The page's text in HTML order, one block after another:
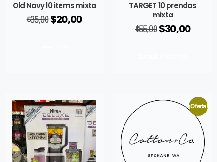
Old Navy 10 items mixta
$35,00$20,00
TARGET 10 prendas
mixta
$55,00$30,00
¡Oferta!